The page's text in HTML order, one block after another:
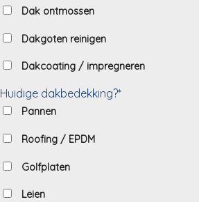
Dak ontmossen
Dakgoten reinigen
Dakcoating / impregneren
Huidige dakbedekking?*
Pannen
Roofing / EPDM
Golfplaten
Leien